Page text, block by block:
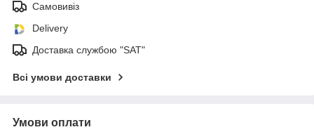
Самовивіз
Delivery
Доставка службою "SAT"
Всі умови доставки
Умови оплати